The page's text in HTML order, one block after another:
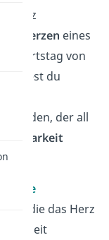
ganz
Herzen eines
von
du
finden, der all
Dankbarkeit
, die das Herz